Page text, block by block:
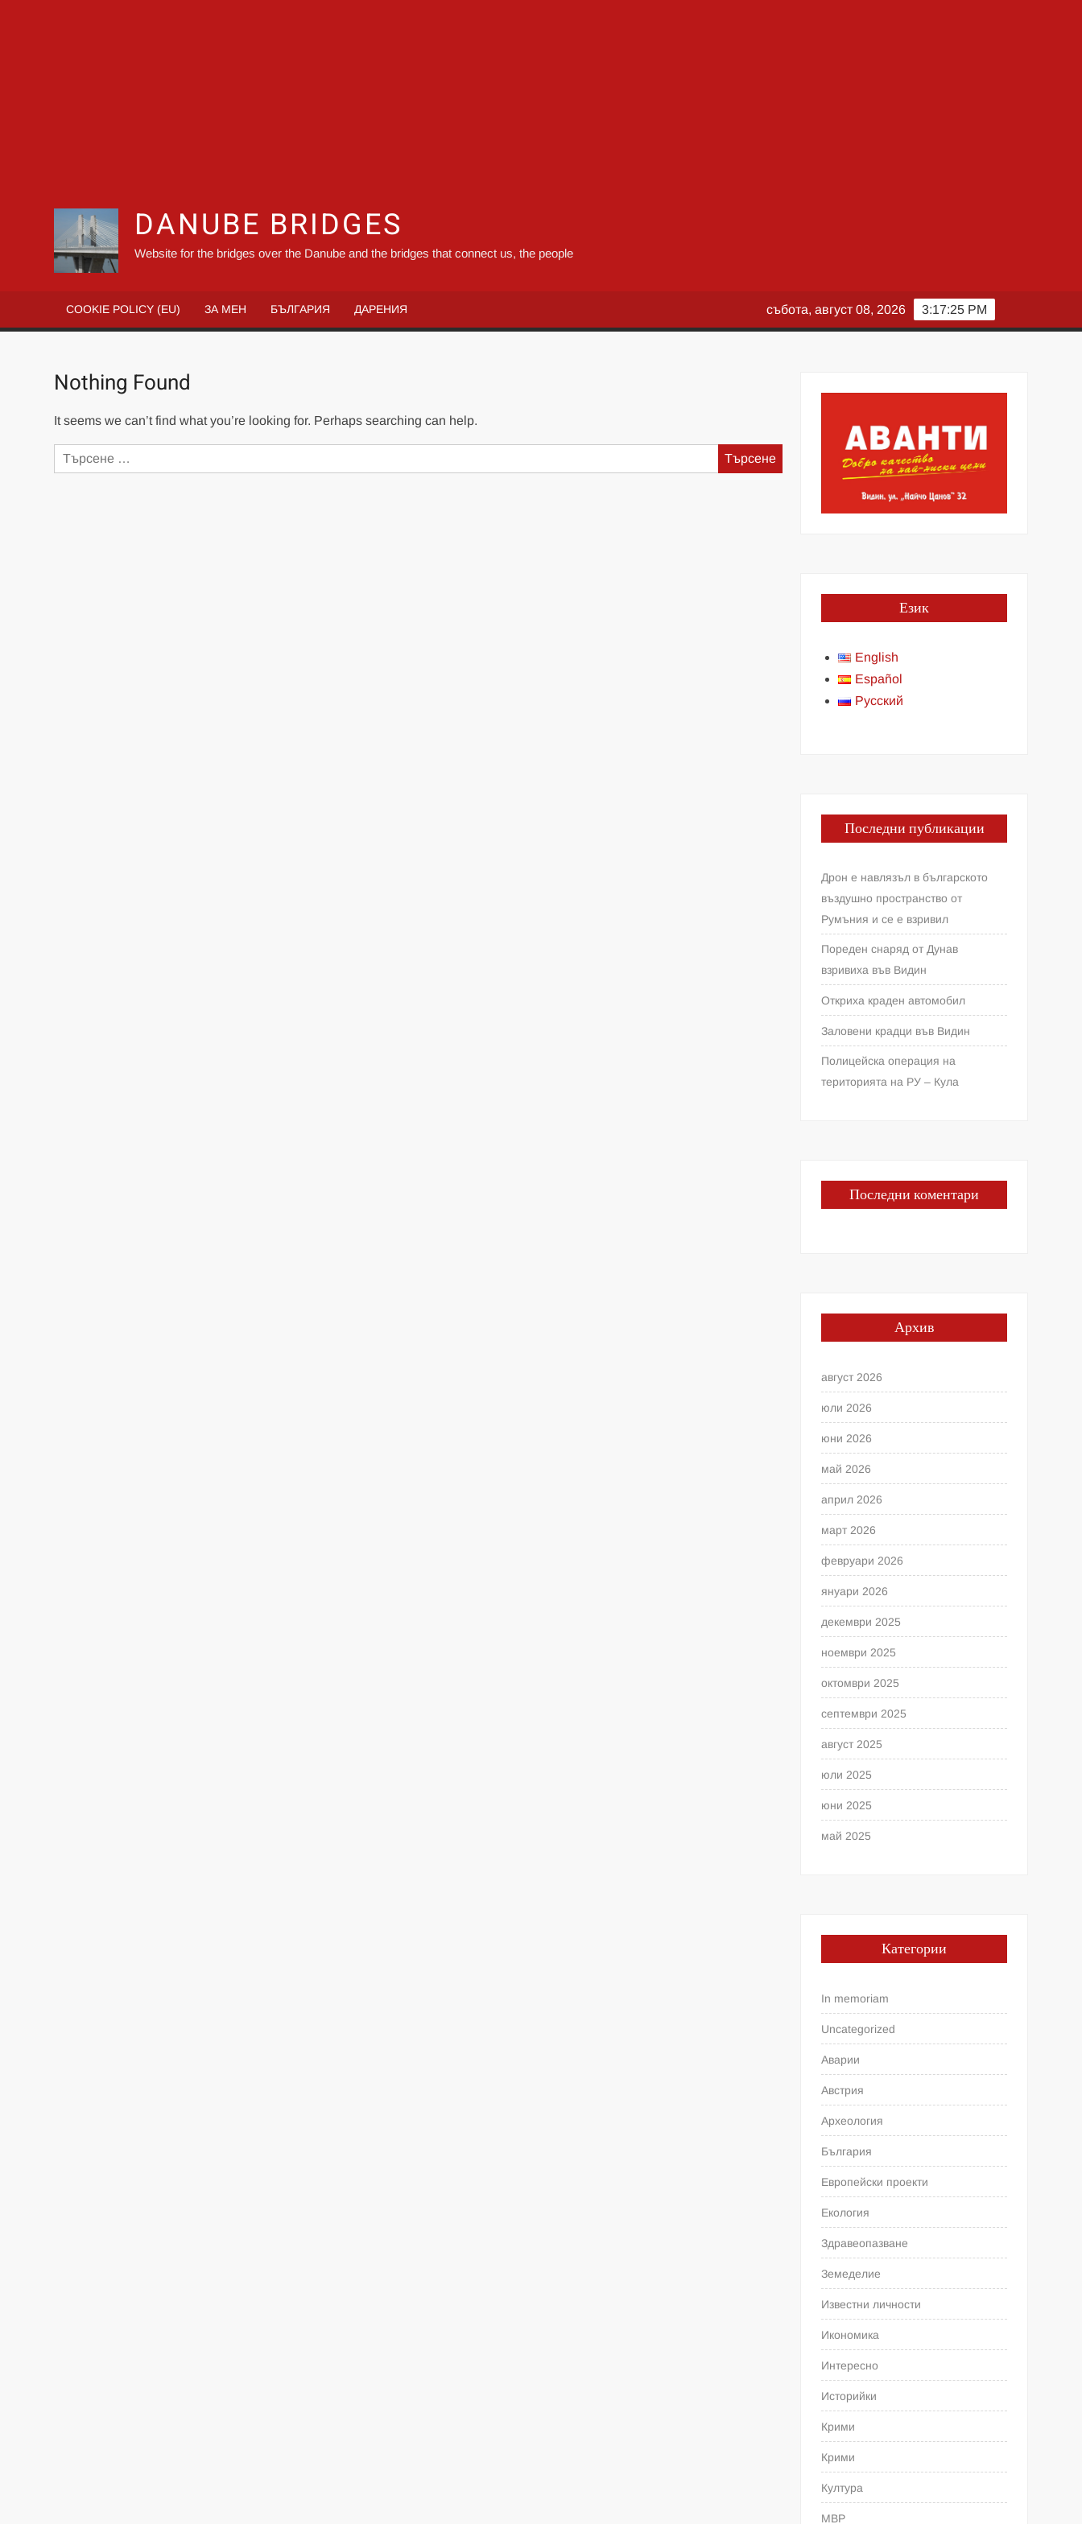
DANUBE BRIDGES
Website for the bridges over the Danube and the bridges that connect us, the people
COOKIE POLICY (EU) ЗА МЕН БЪЛГАРИЯ ДАРЕНИЯ 3:17:27 PM
събота, август 08, 2026
Nothing Found
It seems we can’t find what you’re looking for. Perhaps searching can help.
Търсене
за:
Език
English
Español
Русский
Последни публикации
Дрон е навлязъл в българското
въздушно пространство от
Румъния и се е взривил
Пореден снаряд от Дунав
взривиха във Видин
Откриха краден автомобил
Заловени крадци във Видин
Полицейска операция на
територията на РУ – Кула
Последни коментари
Архив
август 2026
юли 2026
юни 2026
май 2026
април 2026
март 2026
февруари 2026
януари 2026
декември 2025
ноември 2025
октомври 2025
септември 2025
август 2025
юли 2025
юни 2025
май 2025
Категории
In memoriam
Uncategorized
Аварии
Австрия
Археология
България
Европейски проекти
Екология
Здравеопазване
Земеделие
Известни личности
Икономика
Интересно
Историйки
Крими
Крими
Култура
МВР